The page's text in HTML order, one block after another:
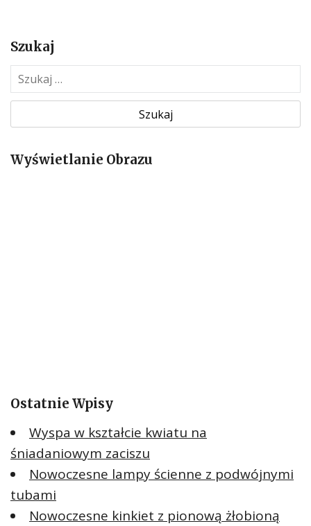
Szukaj
z
k
jWyświetlanie Obrazu
Ostatnie Wpisy
Wyspa w kształcie kwiatu na
śniadaniowym zaciszu
Nowoczesne lampy ścienne z podwójnymi
tubami
Nowoczesne kinkiet z pionową żłobioną